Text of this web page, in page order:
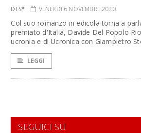
DI S* VENERDÌ 6 NOVEMBRE 2020
Col suo romanzo in edicola torna a
premiato d'Italia, Davide Del Popolo
ucronia e di Ucronica con Giampietro
LEGGI
SEGUICI SU